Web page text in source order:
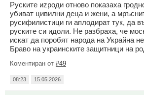
Руските иzроди отново показаха
убиват цивилни деца и жени, а
русифилистици ги аплодират тук, да
руските си идоли. Не разбраха, че
искат да поробят народа на Украйна
Браво на украинските защитници на
Коментиран от #49
08:23 15.05.2026